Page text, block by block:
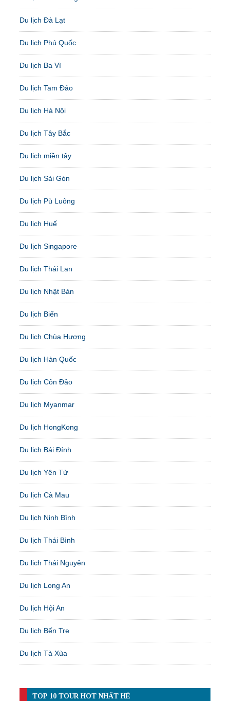
Du lịch Đà Lạt
Du lịch Phú Quốc
Du lịch Ba Vì
Du lịch Tam Đảo
Du lịch Hà Nội
Du lịch Tây Bắc
Du lịch miền tây
Du lịch Sài Gòn
Du lịch Pù Luông
Du lịch Huế
Du lịch Singapore
Du lịch Thái Lan
Du lịch Nhật Bản
Du lịch Biển
Du lịch Chùa Hương
Du lịch Hàn Quốc
Du lịch Côn Đảo
Du lịch Myanmar
Du lịch HongKong
Du lịch Bái Đính
Du lịch Yên Tử
Du lịch Cà Mau
Du lịch Ninh Bình
Du lịch Thái Bình
Du lịch Thái Nguyên
Du lịch Long An
Du lịch Hội An
Du lịch Bến Tre
Du lịch Tà Xùa
TOP 10 TOUR HOT NHẤT HÈ